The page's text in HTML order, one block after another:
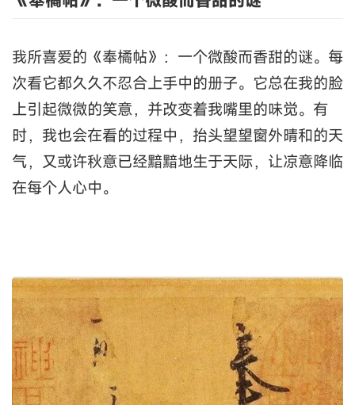
我所喜爱的《奉橘帖》：一个微酸而香甜的谜。每
次看它都久久不忍合上手中的册子。它总在我的脸
上引起微微的笑意，并改变着我嘴里的味觉。有
时，我也会在看的过程中，抬头望望窗外晴和的天
气，又或许秋意已经黯黯地生于天际，让凉意降临
在每个人心中。